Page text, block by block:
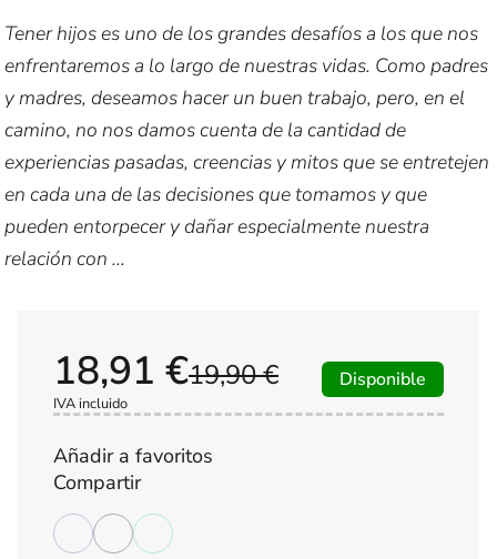
Tener hijos es uno de los grandes desafíos a los que nos
enfrentaremos a lo largo de nuestras vidas. Como padres
y madres, deseamos hacer un buen trabajo, pero, en el
camino, no nos damos cuenta de la cantidad de
experiencias pasadas, creencias y mitos que se entretejen
en cada una de las decisiones que tomamos y que
pueden entorpecer y dañar especialmente nuestra
relación con ...
19,90 €
18,91 €
IVA incluido
Disponible
Añadir a favoritos
Compartir